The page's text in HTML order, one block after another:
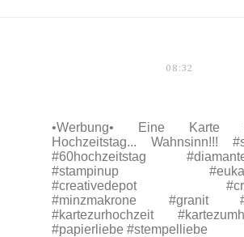
08:32
•Werbung• Eine Karte
Hochzeitstag... Wahnsinn!!!
#60hochzeitstag
#stampinup
#creativedepot
#minzmakrone #granit
#kartezurhochzeit
#papierliebe #stempelliebe